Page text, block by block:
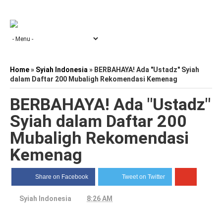
Home» Syiah Indonesia » BERBAHAYA! Ada "Ustadz" Syiah
dalam Daftar 200 Mubaligh Rekomendasi Kemenag
BERBAHAYA! Ada "Ustadz"
Syiah dalam Daftar 200
Mubaligh Rekomendasi
Kemenag
Share on Facebook Tweet on Twitter
Syiah Indonesia 8:26 AM